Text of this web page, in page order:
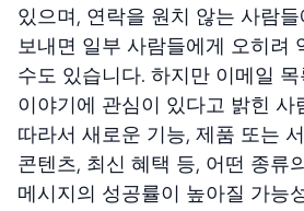
있으며, 연락을 원치 않는 사람
보내면 일부 사람들에게 오히려
수도 있습니다. 하지만 이메일
이야기에 관심이 있다고 밝힌 사
따라서 새로운 기능, 제품 또는
콘텐츠, 최신 혜택 등, 어떤 종류
메시지의 성공률이 높아질 가능